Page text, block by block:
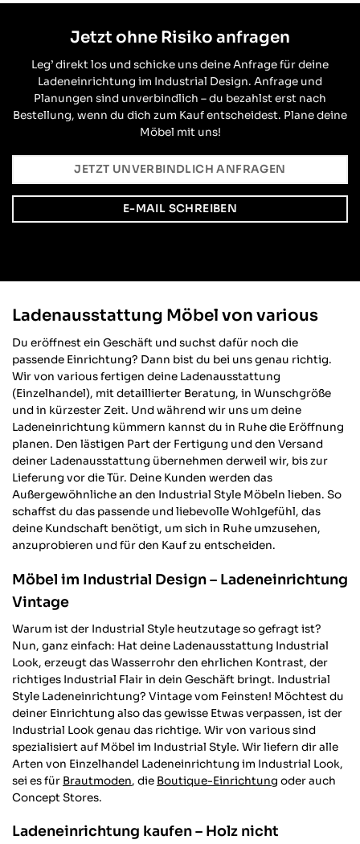
Jetzt ohne Risiko anfragen
Leg’ direkt los und schicke uns deine Anfrage für deine
Ladeneinrichtung im Industrial Design. Anfrage und
Planungen sind unverbindlich – du bezahlst erst nach
Bestellung, wenn du dich zum Kauf entscheidest. Plane deine
Möbel mit uns!
JETZT UNVERBINDLICH ANFRAGEN
E-MAIL SCHREIBEN
Ladenausstattung Möbel von various
Du eröffnest ein Geschäft und suchst dafür noch die
passende Einrichtung? Dann bist du bei uns genau richtig.
Wir von various fertigen deine Ladenausstattung
(Einzelhandel), mit detaillierter Beratung, in Wunschgröße
und in kürzester Zeit. Und während wir uns um deine
Ladeneinrichtung kümmern kannst du in Ruhe die Eröffnung
planen. Den lästigen Part der Fertigung und den Versand
deiner Ladenausstattung übernehmen derweil wir, bis zur
Lieferung vor die Tür. Deine Kunden werden das
Außergewöhnliche an den Industrial Style Möbeln lieben. So
schaffst du das passende und liebevolle Wohlgefühl, das
deine Kundschaft benötigt, um sich in Ruhe umzusehen,
anzuprobieren und für den Kauf zu entscheiden.
Möbel im Industrial Design – Ladeneinrichtung
Vintage
Warum ist der Industrial Style heutzutage so gefragt ist?
Nun, ganz einfach: Hat deine Ladenausstattung Industrial
Look, erzeugt das Wasserrohr den ehrlichen Kontrast, der
richtiges Industrial Flair in dein Geschäft bringt. Industrial
Style Ladeneinrichtung? Vintage vom Feinsten! Möchtest du
deiner Einrichtung also das gewisse Etwas verpassen, ist der
Industrial Look genau das richtige. Wir von various sind
spezialisiert auf Möbel im Industrial Style. Wir liefern dir alle
Arten von Einzelhandel Ladeneinrichtung im Industrial Look,
sei es für Brautmoden, die Boutique-Einrichtung oder auch
Concept Stores.
Ladeneinrichtung kaufen – Holz nicht